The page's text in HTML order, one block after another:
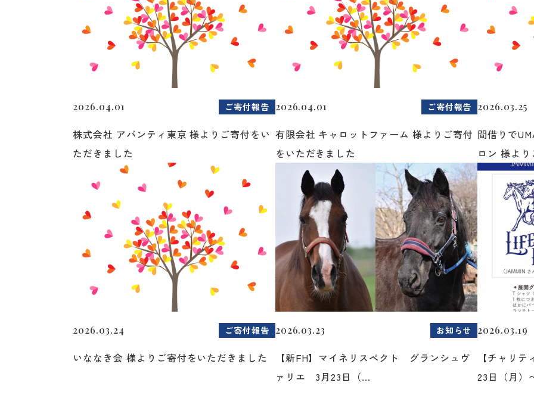
2026.04.01 ご寄付報告
株式会社 アバンティ東京 様よりご寄付をい
ただきました
2026.04.01 ご寄付報告
有限会社 キャロットファーム 様よりご寄付
をいただきました
2026.03.25
間借りで
ロン 様よ
2026.03.24 ご寄付報告
いななき会 様よりご寄付をいただきました
2026.03.23 お知らせ
【新FH】マイネリスペクト グランシュヴ
ァリエ 3月23日（...
2026.03.19
【チャリ
23日（月）